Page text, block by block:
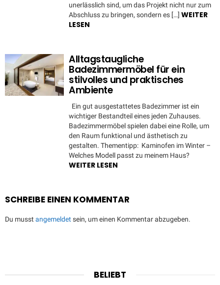
unerlässlich sind, um das Projekt nicht nur zum
Abschluss zu bringen, sondern es […] WEITER
LESEN
Alltagstaugliche
Badezimmermöbel für ein
stilvolles und praktisches
Ambiente
Ein gut ausgestattetes Badezimmer ist ein
wichtiger Bestandteil eines jeden Zuhauses.
Badezimmermöbel spielen dabei eine Rolle, um
den Raum funktional und ästhetisch zu
gestalten. Thementipp: Kaminofen im Winter –
Welches Modell passt zu meinem Haus?
WEITER LESEN
SCHREIBE EINEN KOMMENTAR
Du musst angemeldet sein, um einen Kommentar abzugeben.
BELIEBT